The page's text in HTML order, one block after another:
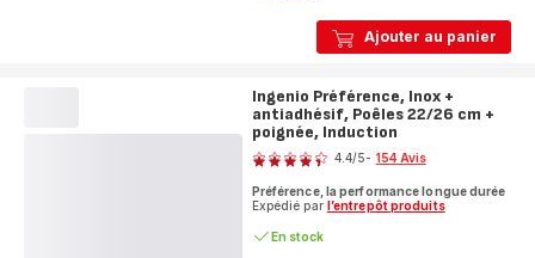
Ajouter au panier
Ingenio Préférence, Inox +
antiadhésif, Poêles 22/26 cm +
poignée, Induction
Note
4.4/5- 154 Avis
Préférence, la performance longue durée
Expédié par l’entrepôt produits
En stock